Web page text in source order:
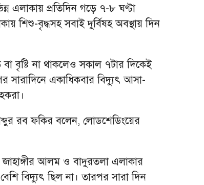
এলাকায় প্রতিদিন গড়ে ৭-৮ ঘণ্টা
শিশু-বৃদ্ধসহ সবাই দুর্বিষহ অবস্থায় দিন
বৃষ্টি না থাকলেও সকাল ৭টার দিকেই
সারাদিনে একাধিকবার বিদ্যুৎ আসা-
রব ফকির বলেন, লোডশেডিংয়ের
জাহাঙ্গীর আলম ও বাদুরতলা এলাকার
বিদ্যুৎ ছিল না। তারপর সারা দিন